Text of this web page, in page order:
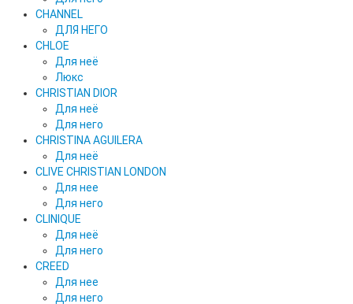
CHANNEL
ДЛЯ НЕГО
CHLOE
Для неё
Люкс
CHRISTIAN DIOR
Для неё
Для него
CHRISTINA AGUILERA
Для неё
CLIVE CHRISTIAN LONDON
Для нее
Для него
CLINIQUE
Для неё
Для него
CREED
Для нее
Для него